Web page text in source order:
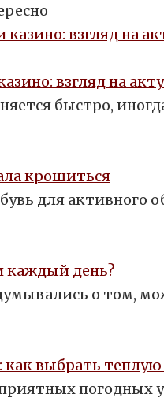
взгляд на
быстро,
крошиться
для
каждый день?
о том,
выбрать
погодных